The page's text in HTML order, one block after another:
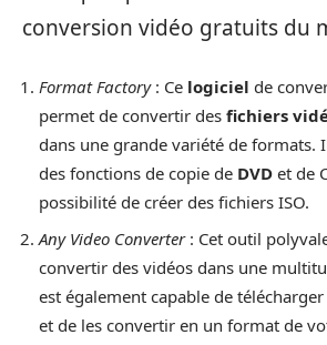
conversion vidéo gratuits du
Format Factory: Ce logiciel de
permet de convertir des fichiers
dans une grande variété de formats.
des fonctions de copie de DVD et de
possibilité de créer des fichiers ISO.
Any Video Converter: Cet outil
convertir des vidéos dans une
est également capable de
et de les convertir en un format de